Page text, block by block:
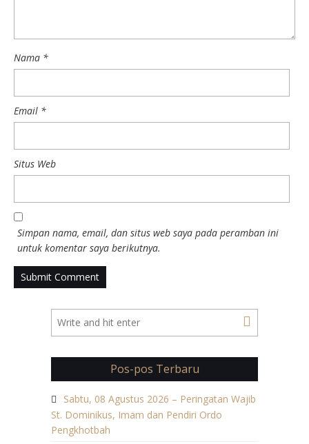
Nama *
Email *
Situs Web
Simpan nama, email, dan situs web saya pada peramban ini
untuk komentar saya berikutnya.
Pos-pos Terbaru
Sabtu, 08 Agustus 2026 – Peringatan Wajib
St. Dominikus, Imam dan Pendiri Ordo
Pengkhotbah